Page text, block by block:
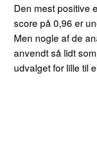
Den mest positive
score på 0,96 er
Men nogle af de
anvendt så lidt
udvalget for lille til